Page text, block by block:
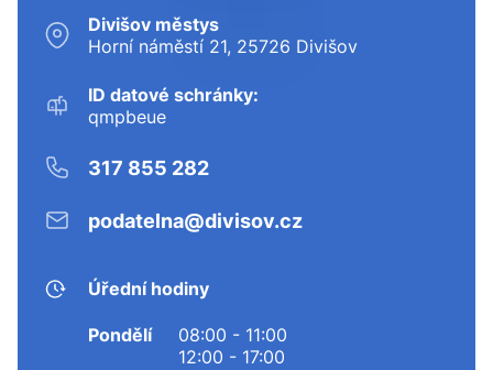
Divišov městys
Horní náměstí 21, 25726 Divišov
ID datové schránky:
qmpbeue
317 855 282
podatelna@divisov.cz
Úřední hodiny
Pondělí
08:00 - 11:00
12:00 - 17:00